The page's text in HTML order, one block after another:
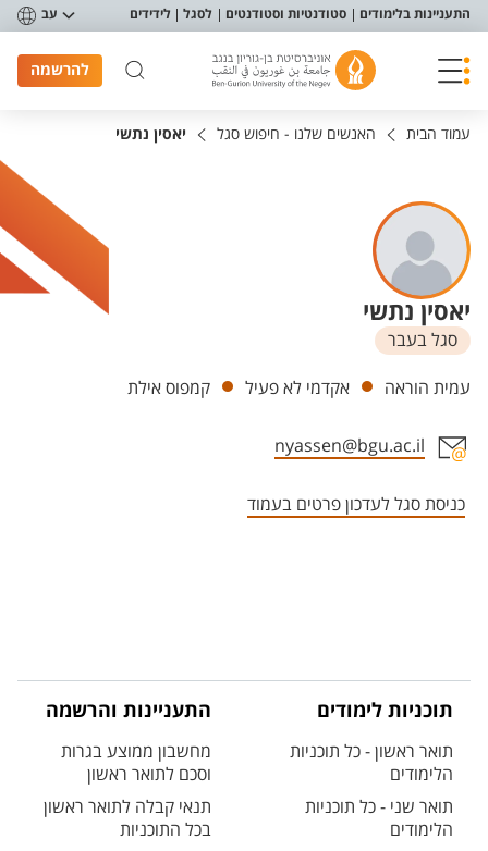
תפריט נגישות
התעניינות בלימודים סטודנטיות וסטודנטים לסגל לידידים עב
להרשמה
עמוד הבית האנשים שלנו - חיפוש סגל יאסין נתשי
יאסין נתשי
סגל בעבר
יחידות
עמית הוראה אקדמי לא פעיל קמפוס אילת
nyassen@bgu.ac.il
כניסת סגל לעדכון פרטים בעמוד
תוכניות לימודים
תואר ראשון - כל תוכניות
הלימודים
תואר שני - כל תוכניות
הלימודים
התעניינות והרשמה
מחשבון ממוצע בגרות
וסכם לתואר ראשון
תנאי קבלה לתואר ראשון
בכל התוכניות